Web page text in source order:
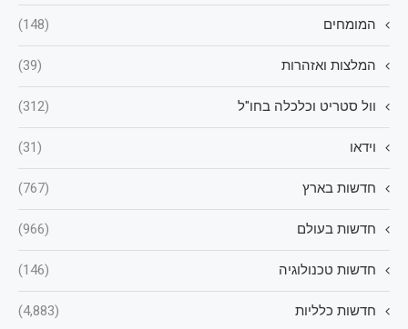
המומחים (148)
המלצות ואזהרות (39)
וול סטריט וכלכלה בחו"ל (312)
וידאו (31)
חדשות בארץ (767)
חדשות בעולם (966)
חדשות טכנולוגיה (146)
חדשות כלליות (4,883)